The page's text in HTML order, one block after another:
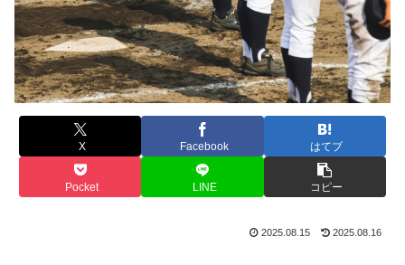
X Facebook はてブ
Pocket LINE コピー
2025.08.15 2025.08.16